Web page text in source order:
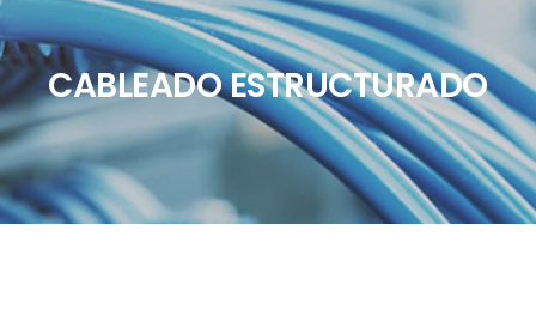
CABLEADO ESTRUCTURADO